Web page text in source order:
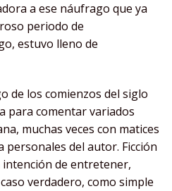
a ese náufrago que ya
periodo de
estuvo lleno de
de los comienzos del siglo
para comentar variados
muchas veces con matices
del autor. Ficción
de entretener,
verdadero, como simple